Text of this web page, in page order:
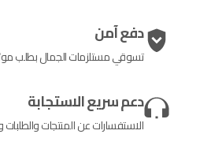
دفع آمن
تسوقي مستلزمات الجمال بطلب
دعم سريع الاستجابة
الاستفسارات عن المنتجات